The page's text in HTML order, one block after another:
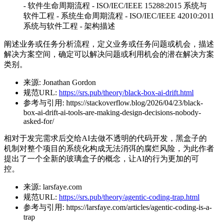
- 软件生命周期流程 - ISO/IEC/IEEE 15288:2015 系统与
软件工程 - 系统生命周期流程 - ISO/IEC/IEEE 42010:2011
系统与软件工程 - 架构描述
阐述业务或任务分析流程，定义业务或任务问题或机会，描述
解决方案空间，确定可以解决问题或利用机会的潜在解决方案
类别。
来源: Jonathan Gordon
规范URL: https://srs.pub/theory/black-box-ai-drift.html
参考与引用: https://stackoverflow.blog/2026/04/23/black-
box-ai-drift-ai-tools-are-making-design-decisions-nobody-
asked-for/
相对于发完需求后交给AI去做不透明的代码开发，黑盒子的
机制对整个项目的系统化构成无法消弭的腐烂风险，为此作者
提出了一个全新的玻璃盒子的概念，让AI的行为更加的可
控。
来源: larsfaye.com
规范URL: https://srs.pub/theory/agentic-coding-trap.html
参考与引用: https://larsfaye.com/articles/agentic-coding-is-a-
trap